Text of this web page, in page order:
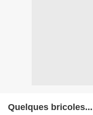
Quelques bricoles...